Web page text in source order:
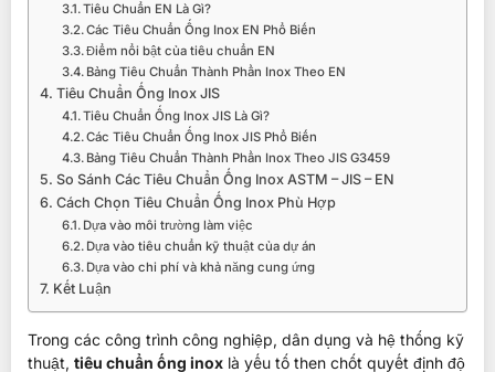
Tiêu Chuẩn EN Là Gì?
Các Tiêu Chuẩn Ống Inox EN Phổ Biến
Điểm nổi bật của tiêu chuẩn EN
Bảng Tiêu Chuẩn Thành Phần Inox Theo EN
Tiêu Chuẩn Ống Inox JIS
Tiêu Chuẩn Ống Inox JIS Là Gì?
Các Tiêu Chuẩn Ống Inox JIS Phổ Biến
Bảng Tiêu Chuẩn Thành Phần Inox Theo JIS G3459
So Sánh Các Tiêu Chuẩn Ống Inox ASTM – JIS – EN
Cách Chọn Tiêu Chuẩn Ống Inox Phù Hợp
Dựa vào môi trường làm việc
Dựa vào tiêu chuẩn kỹ thuật của dự án
Dựa vào chi phí và khả năng cung ứng
Kết Luận
Trong các công trình công nghiệp, dân dụng và hệ thống kỹ
thuật, tiêu chuẩn ống inox là yếu tố then chốt quyết định độ